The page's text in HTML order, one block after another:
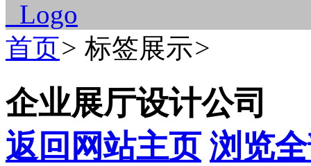
首页> 标签展示>
企业展厅设计公司
返回网站主页 浏览